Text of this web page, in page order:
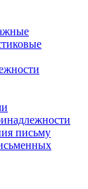
письму